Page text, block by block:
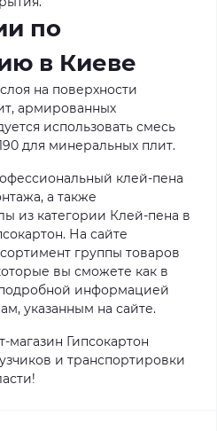
по
в Киеве
на поверхности
армированных
использовать смесь
для минеральных плит.
клей-пена
а также
из категории Клей-пена в
На сайте
группы товаров
вы сможете как в
информацией
указанным на сайте.
Гипсокартон
и транспортировки